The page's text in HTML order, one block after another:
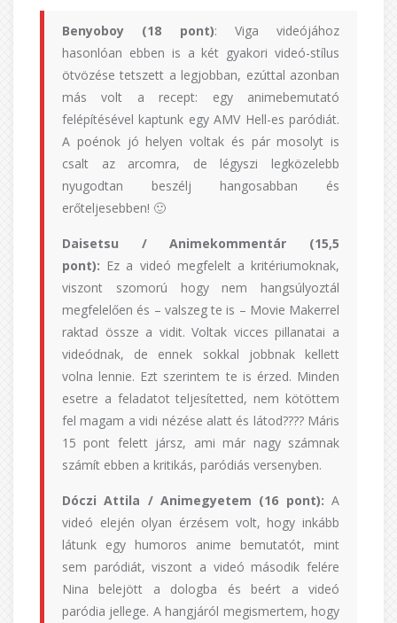
Benyoboy (18 pont): Viga videójához
hasonlóan ebben is a két gyakori videó-stílus
ötvözése tetszett a legjobban, ezúttal azonban
más volt a recept: egy animebemutató
felépítésével kaptunk egy AMV Hell-es paródiát.
A poénok jó helyen voltak és pár mosolyt is
csalt az arcomra, de légyszi legközelebb
nyugodtan beszélj hangosabban és
erőteljesebben! 🙂
Daisetsu / Animekommentár (15,5
pont): Ez a videó megfelelt a kritériumoknak,
viszont szomorú hogy nem hangsúlyoztál
megfelelően és – valszeg te is – Movie Makerrel
raktad össze a vidit. Voltak vicces pillanatai a
videódnak, de ennek sokkal jobbnak kellett
volna lennie. Ezt szerintem te is érzed. Minden
esetre a feladatot teljesítetted, nem kötöttem
fel magam a vidi nézése alatt és látod???? Máris
15 pont felett jársz, ami már nagy számnak
számít ebben a kritikás, paródiás versenyben.
Dóczi Attila / Animegyetem (16 pont): A
videó elején olyan érzésem volt, hogy inkább
látunk egy humoros anime bemutatót, mint
sem paródiát, viszont a videó második felére
Nina belejött a dologba és beért a videó
paródia jellege. A hangjáról megismertem, hogy